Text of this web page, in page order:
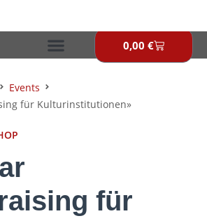
0,00 €
Events
für Kulturinstitutionen»
für